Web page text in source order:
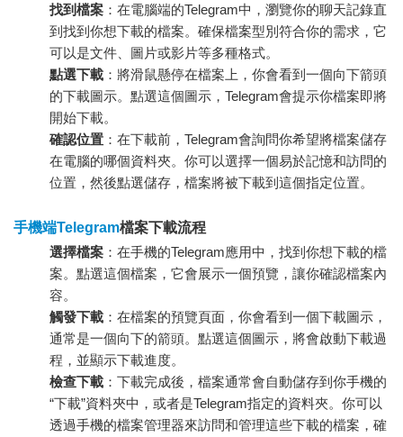
找到檔案 ：在電腦端的Telegram中，瀏覽你的聊天記錄直
到找到你想下載的檔案。確保檔案型別符合你的需求，它
可以是文件、圖片或影片等多種格式。
點選下載 ：將滑鼠懸停在檔案上，你會看到一個向下箭頭
的下載圖示。點選這個圖示，Telegram會提示你檔案即將
開始下載。
確認位置 ：在下載前，Telegram會詢問你希望將檔案儲存
在電腦的哪個資料夾。你可以選擇一個易於記憶和訪問的
位置，然後點選儲存，檔案將被下載到這個指定位置。
手機端Telegram檔案下載流程
選擇檔案 ：在手機的Telegram應用中，找到你想下載的檔
案。點選這個檔案，它會展示一個預覽，讓你確認檔案內
容。
觸發下載 ：在檔案的預覽頁面，你會看到一個下載圖示，
通常是一個向下的箭頭。點選這個圖示，將會啟動下載過
程，並顯示下載進度。
檢查下載 ：下載完成後，檔案通常會自動儲存到你手機的
“下載”資料夾中，或者是Telegram指定的資料夾。你可以
透過手機的檔案管理器來訪問和管理這些下載的檔案，確